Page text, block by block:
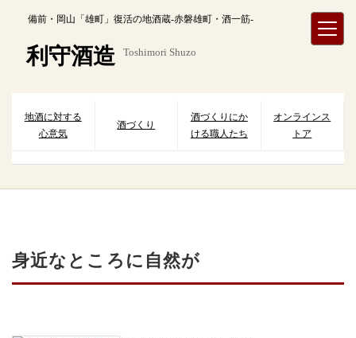
備前・岡山「雄町」復活の地酒蔵-赤磐雄町・酒一筋-
利守酒造 Toshimori Shuzo
地酒に対する
心意気
酒づくり
酒づくりにか
ける職人たち
オンラインス
トア
身近なところに自然が